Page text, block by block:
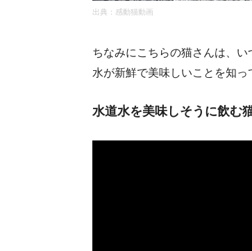
出典： 感動猫動画
ちなみにこちらの猫さんは、
水が新鮮で美味しいことを知っ
水道水を美味しそうに飲む